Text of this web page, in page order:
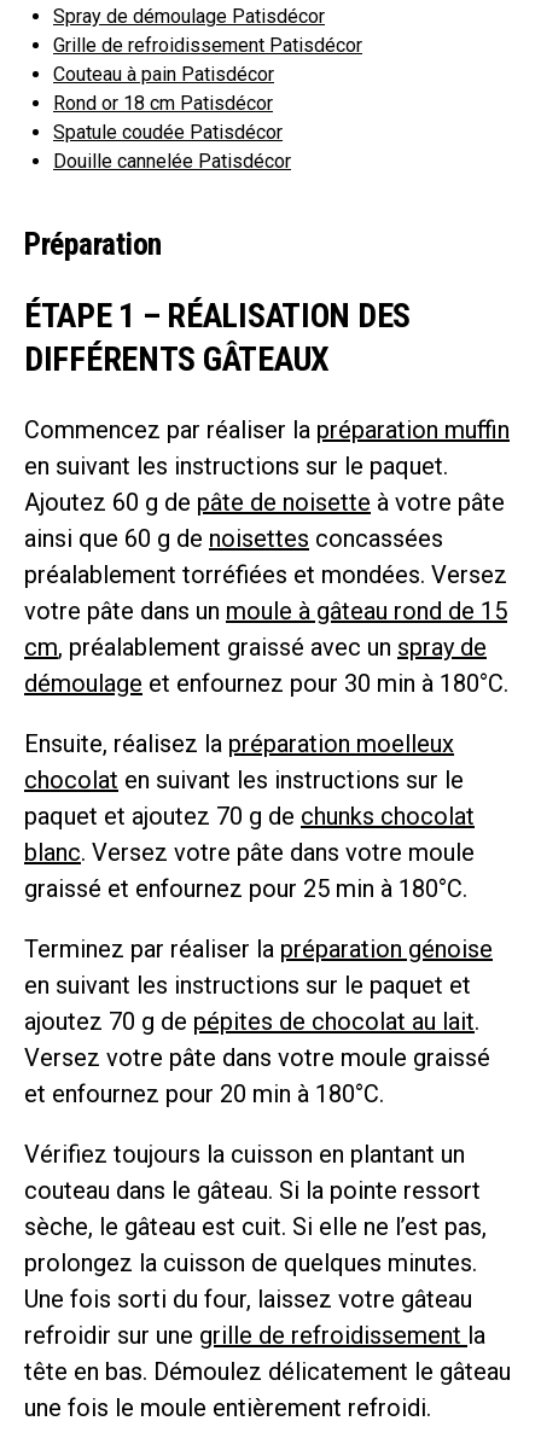
Spray de démoulage Patisdécor
Grille de refroidissement Patisdécor
Couteau à pain Patisdécor
Rond or 18 cm Patisdécor
Spatule coudée Patisdécor
Douille cannelée Patisdécor
Préparation
ÉTAPE 1 – RÉALISATION DES
DIFFÉRENTS GÂTEAUX
Commencez par réaliser la préparation muffin
en suivant les instructions sur le paquet.
Ajoutez 60 g de pâte de noisette à votre pâte
ainsi que 60 g de noisettes concassées
préalablement torréfiées et mondées. Versez
votre pâte dans un moule à gâteau rond de 15
cm, préalablement graissé avec un spray de
démoulage et enfournez pour 30 min à 180°C.
Ensuite, réalisez la préparation moelleux
chocolat en suivant les instructions sur le
paquet et ajoutez 70 g de chunks chocolat
blanc. Versez votre pâte dans votre moule
graissé et enfournez pour 25 min à 180°C.
Terminez par réaliser la préparation génoise
en suivant les instructions sur le paquet et
ajoutez 70 g de pépites de chocolat au lait.
Versez votre pâte dans votre moule graissé
et enfournez pour 20 min à 180°C.
Vérifiez toujours la cuisson en plantant un
couteau dans le gâteau. Si la pointe ressort
sèche, le gâteau est cuit. Si elle ne l’est pas,
prolongez la cuisson de quelques minutes.
Une fois sorti du four, laissez votre gâteau
refroidir sur une grille de refroidissement la
tête en bas. Démoulez délicatement le gâteau
une fois le moule entièrement refroidi.